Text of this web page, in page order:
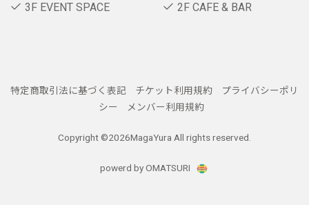
3F EVENT SPACE
2F CAFE & BAR
特定商取引法に基づく表記 チケット利用規約
プライバシーポリ
シー
メンバー利用規約
Copyright ©2026MagaYura All rights reserved.
powerd by OMATSURI